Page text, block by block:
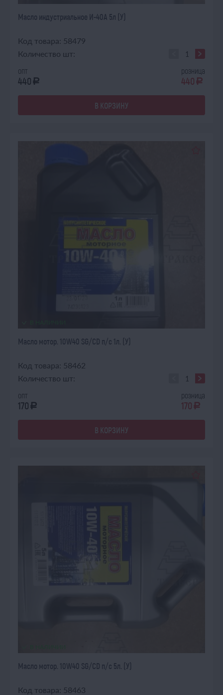
Масло индустриальное И-40А 5л (У)
Код товара: 58479
Количество шт:
опт
440 a
розница
440 a
В КОРЗИНУ
Масло мотор. 10W40 SG/CD п/с 1л. (У)
Код товара: 58462
Количество шт:
опт
170 a
розница
170 a
В КОРЗИНУ
Масло мотор. 10W40 SG/CD п/с 5л. (У)
Код товара: 58463